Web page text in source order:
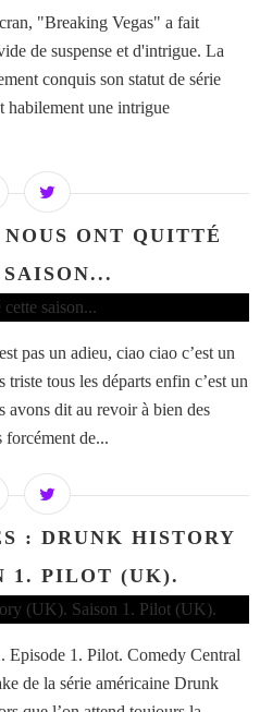
"Breaking Vegas" a fait
de suspense et d'intrigue. La
conquis son statut de série
habilement une intrigue
ONT QUITTÉ
pas un adieu, ciao ciao c’est un
tous les départs enfin c’est un
dit au revoir à bien des
forcément de...
: DRUNK HISTORY
1. PILOT (UK).
1. Pilot. Comedy Central
de la série américaine Drunk